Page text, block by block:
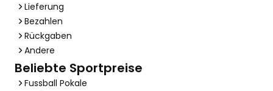
Lieferung
Bezahlen
Rückgaben
Andere
Beliebte Sportpreise
Fussball Pokale